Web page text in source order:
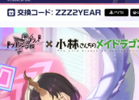
ピックア
電ファミのいま読まれ